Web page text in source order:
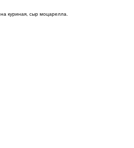
куриная, сыр моцарелла.